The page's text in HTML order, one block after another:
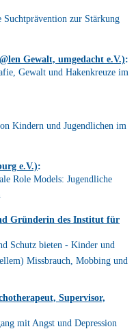
zur Stärkung
Gewalt, umgedacht e.V.):
Gewalt und Hakenkreuze im
Kindern und Jugendlichen im
e.V.):
Role Models: Jugendliche
Gründerin des Institut für
Schutz bieten - Kinder und
Missbrauch, Mobbing und
Supervisor,
mit Angst und Depression